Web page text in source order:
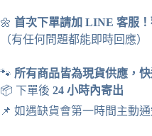
🌼 首次下單請加 LINE 客服
（有任何問題都能即時回應）
🐾 所有商品皆為現貨供應，快
📦 下單後 24 小時內寄出
📌 如遇缺貨會第一時間主動通